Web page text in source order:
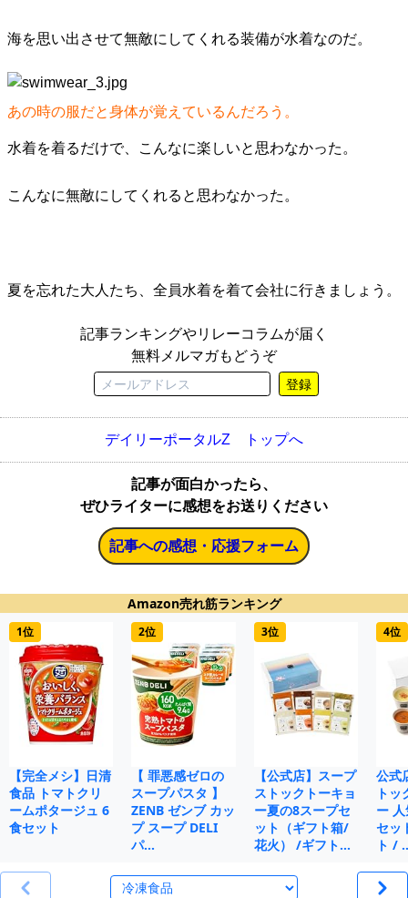
海を思い出させて無敵にしてくれる装備が水着なのだ。
あの時の服だと身体が覚えているんだろう。
水着を着るだけで、こんなに楽しいと思わなかった。
こんなに無敵にしてくれると思わなかった。
夏を忘れた大人たち、全員水着を着て会社に行きましょう。
記事ランキングやリレーコラムが届く
無料メルマガもどうぞ
登録
デイリーポータルZ トップへ
記事が面白かったら、
ぜひライターに感想をお送りください
記事への感想・応援フォーム
Amazon売れ筋ランキング
1位
【完全メシ】日清
食品 トマトクリ
ームポタージュ 6
食セット
2位
【 罪悪感ゼロの
スープパスタ 】
ZENB ゼンブ カッ
プ スープ DELI
パ…
3位
【公式店】スープ
ストックトーキョ
ー夏の8スープセ
ット（ギフト箱/
花火） /ギフト…
4位
公式
ト
ー
セッ
ト /